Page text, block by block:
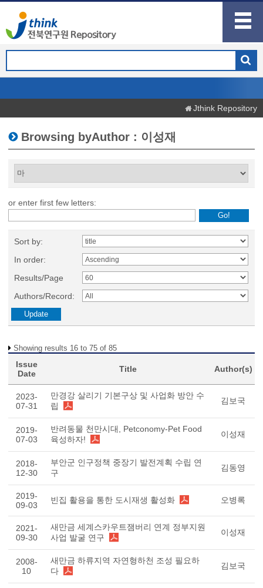
Jthink Repository
Browsing byAuthor : 이성재
or enter first few letters:
Sort by:
In order:
Results/Page
Authors/Record:
Showing results 16 to 75 of 85
Issue
Date
Title Author(s)
2023-
07-31
만경강 살리기 기본구상 및 사업화 방안 수
립
김보국
2019-
07-03
반려동물 천만시대, Petconomy-Pet Food
육성하자!
이성재
2018-
12-30
부안군 인구정책 중장기 발전계획 수립 연
구
김동영
2019-
09-03
빈집 활용을 통한 도시재생 활성화 오병록
2021-
09-30
새만금 세계스카우트잼버리 연계 정부지원
사업 발굴 연구
이성재
2008-
10
새만금 하류지역 자연형하천 조성 필요하
다
김보국